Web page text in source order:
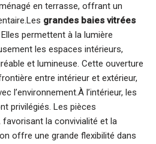
en terrasse, offrant un
grandes baies vitrées
permettent à la lumière
les espaces intérieurs,
et lumineuse. Cette ouverture
entre intérieur et extérieur,
l’environnement.À l’intérieur, les
privilégiés. Les pièces
la convivialité et la
offre une grande flexibilité dans